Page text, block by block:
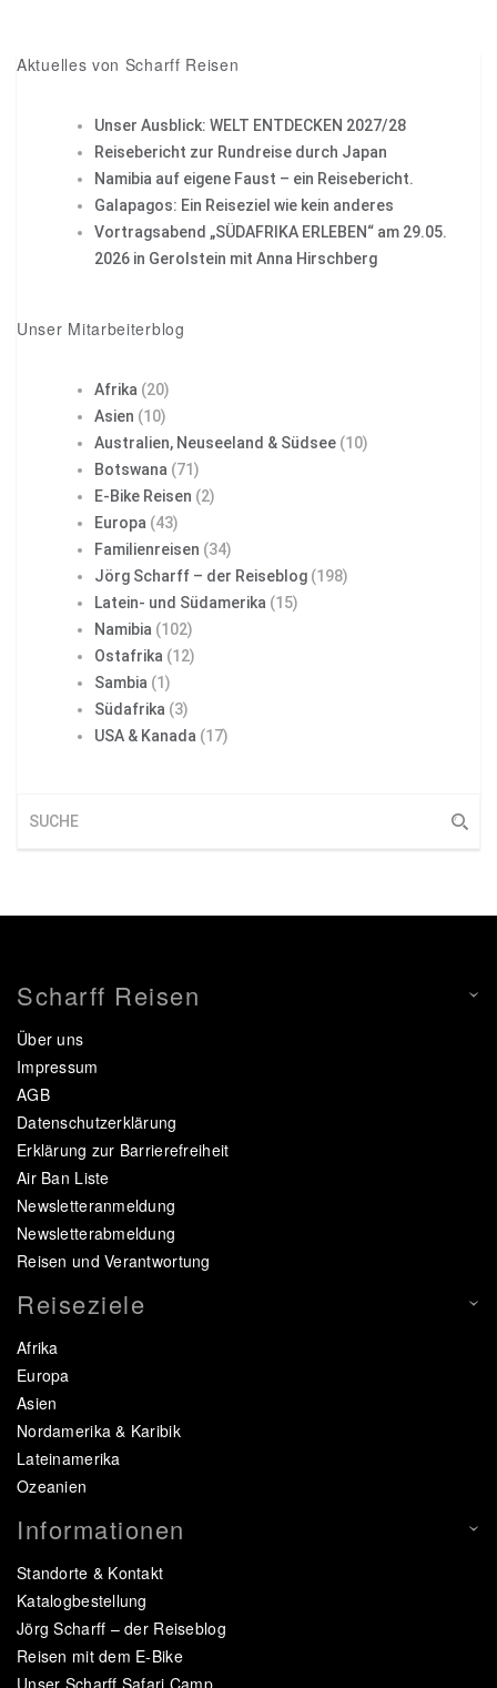
Aktuelles von Scharff Reisen
Unser Ausblick: WELT ENTDECKEN 2027/28
Reisebericht zur Rundreise durch Japan
Namibia auf eigene Faust – ein Reisebericht.
Galapagos: Ein Reiseziel wie kein anderes
Vortragsabend „SÜDAFRIKA ERLEBEN“ am 29.05.
2026 in Gerolstein mit Anna Hirschberg
Unser Mitarbeiterblog
Afrika (20)
Asien (10)
Australien, Neuseeland & Südsee (10)
Botswana (71)
E-Bike Reisen (2)
Europa (43)
Familienreisen (34)
Jörg Scharff – der Reiseblog (198)
Latein- und Südamerika (15)
Namibia (102)
Ostafrika (12)
Sambia (1)
Südafrika (3)
USA & Kanada (17)
Scharff Reisen
Über uns
Impressum
AGB
Datenschutzerklärung
Erklärung zur Barrierefreiheit
Air Ban Liste
Newsletteranmeldung
Newsletterabmeldung
Reisen und Verantwortung
Reiseziele
Afrika
Europa
Asien
Nordamerika & Karibik
Lateinamerika
Ozeanien
Informationen
Standorte & Kontakt
Katalogbestellung
Jörg Scharff – der Reiseblog
Reisen mit dem E-Bike